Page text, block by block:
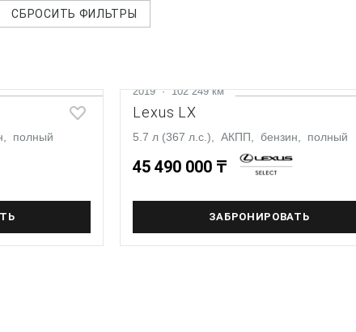
СБРОСИТЬ ФИЛЬТРЫ
полный
2019·102 249 км
Lexus LX
5.7 л (367 л.с.), АКПП, бензин, полный
45 490 000 ₸
ЗАБРОНИРОВАТЬ